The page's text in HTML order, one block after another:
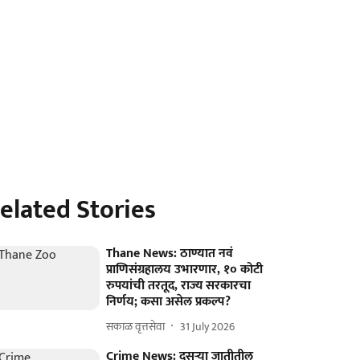
Stories
Thane News: ठाण्यात नवं
प्राणिसंग्रहालय उभारणार, १० कोटी
रुपयांची तरतूद, राज्य सरकारचा
निर्णय; कसा असेल प्रकल्प?
सकाळ वृत्तसेवा 31 July 2026